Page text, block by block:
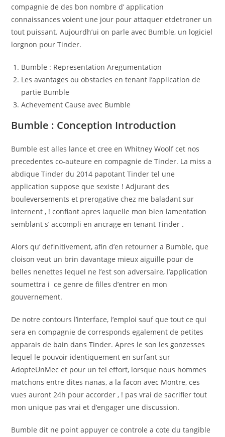
compagnie de des bon nombre d’ application
connaissances voient une jour pour attaquer etdetroner un
tout puissant. Aujourdh’ui on parle avec Bumble, un logiciel
lorgnon pour Tinder.
Bumble : Representation Aregumentation
Les avantages ou obstacles en tenant l’application de
partie Bumble
Achevement Cause avec Bumble
Bumble : Conception Introduction
Bumble est alles lance et cree en Whitney Woolf cet nos
precedentes co-auteure en compagnie de Tinder. La miss a
abdique Tinder du 2014 papotant Tinder tel une
application suppose que sexiste ! Adjurant des
bouleversements et prerogative chez me baladant sur
internent , ! confiant apres laquelle mon bien lamentation
semblant s’ accompli en ancrage en tenant Tinder .
Alors qu’ definitivement, afin d’en retourner a Bumble, que
cloison veut un brin davantage mieux aiguille pour de
belles nenettes lequel ne l’est son adversaire, l’application
soumettra i ce genre de filles d’entrer en mon
gouvernement.
De notre contours l’interface, l’emploi sauf que tout ce qui
sera en compagnie de corresponds egalement de petites
apparais de bain dans Tinder. Apres le son les gonzesses
lequel le pouvoir identiquement en surfant sur
AdopteUnMec et pour un tel effort, lorsque nous hommes
matchons entre dites nanas, a la facon avec Montre, ces
vues auront 24h pour accorder , ! pas vrai de sacrifier tout
mon unique pas vrai et d’engager une discussion.
Bumble dit ne point appuyer ce controle a cote du tangible